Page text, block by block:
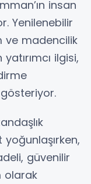
insan
Yenilenebilir
ve madencilik
ilgisi,
güvenilir
olarak